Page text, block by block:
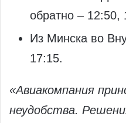
обратно – 12:50,
Из Минска во
17:15.
«Авиакомпания
неудобства.